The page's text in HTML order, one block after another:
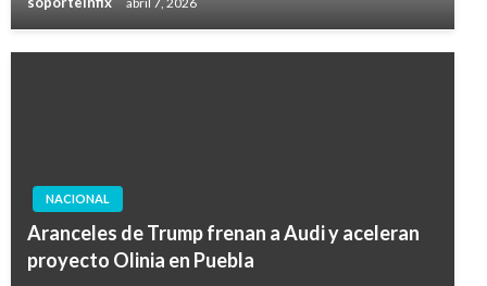
NACIONAL
Aranceles de Trump frenan a Audi y aceleran
proyecto Olinia en Puebla